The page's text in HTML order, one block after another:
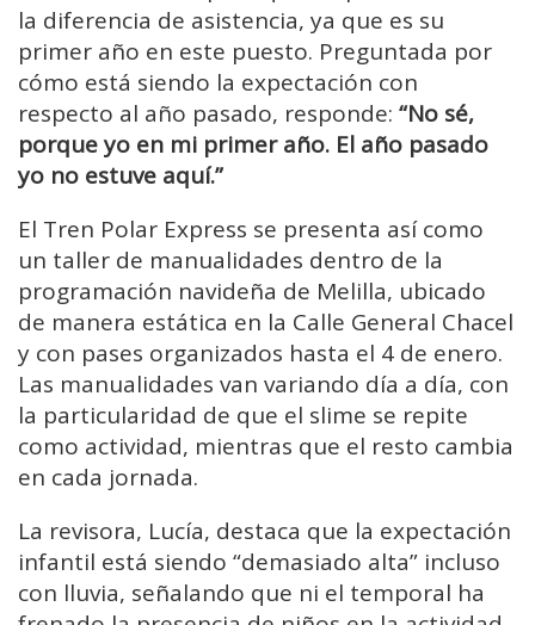
la diferencia de asistencia, ya que es su
primer año en este puesto. Preguntada por
cómo está siendo la expectación con
respecto al año pasado, responde: “No sé,
porque yo en mi primer año. El año pasado
yo no estuve aquí.”
El Tren Polar Express se presenta así como
un taller de manualidades dentro de la
programación navideña de Melilla, ubicado
de manera estática en la Calle General Chacel
y con pases organizados hasta el 4 de enero.
Las manualidades van variando día a día, con
la particularidad de que el slime se repite
como actividad, mientras que el resto cambia
en cada jornada.
La revisora, Lucía, destaca que la expectación
infantil está siendo “demasiado alta” incluso
con lluvia, señalando que ni el temporal ha